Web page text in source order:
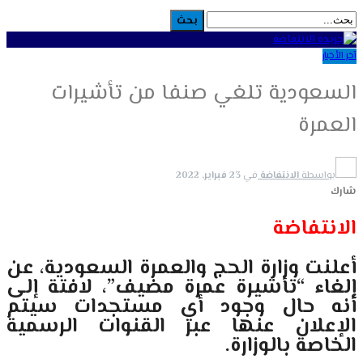
آخر الأخبار
السعودية تلغي صنفا من تأشيرات
العمرة
بواسطةالانتفاضة في 23 فبراير, 2022
شارك
الانتفاضة
أعلنت وزارة الحج والعمرة السعودية، عن
إلغاء “تأشيرة عمرة مضيف”، لافتة إلى
أنه حال وجود أي مستجدات سيتم
الإعلان عنها عبر القنوات الرسمية
الخاصة بالوزارة.